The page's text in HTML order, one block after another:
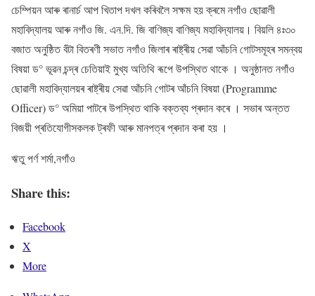
চেম্পিয়ন আৰু ৰানাৰ্চ আপ খিতাপ দখল কৰিবলৈ সক্ষম হয় ক্ৰমে নগাঁও ছোৱালী
মহাবিদ্যালয় আৰু নগাঁও জি. এন.দি. জি বাণিজ্য বাণিজ্য মহাবিদ্যালয়। বিয়লি ৪ঃ৩০
বজাত অনুষ্ঠিত বঁটা বিতৰণী সভাত নগাঁও জিলাৰ ৰাষ্ট্ৰীয় সেৱা আঁচনি গোটসমূহৰ সমন্বয়
বিষয়া ড° ভূৱন চন্দ্ৰ চেতিয়াই মুখ্য অতিথি ৰূপে উপস্থিত থাকে । অনুষ্ঠানত নগাঁও
ছোৱালী মহাবিদ্যালয়ৰ ৰাষ্ট্ৰীয় সেৱা আঁচনি গোটৰ আঁচনি বিষয়া (Programme
Officer) ড° অমিয়া পাটৰে উপস্থিত থাকি বক্তব্য প্ৰদান কৰে । সভাৰ অন্তত
বিজয়ী প্ৰতিযোগীসকলক ট্ৰফী আৰু মানপত্ৰ প্ৰদান কৰা হয় ।
ঋতু পৰ্ণ শৰ্মা,নগাঁও
Share this:
Facebook
X
More